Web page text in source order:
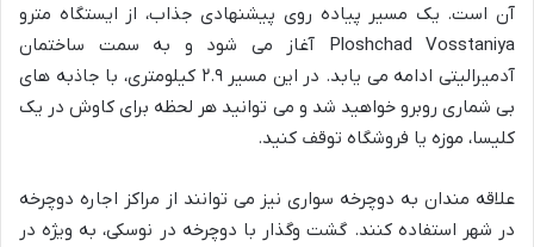
آن است. یک مسیر پیاده روی پیشنهادی جذاب، از ایستگاه مترو
Ploshchad Vosstaniya آغاز می شود و به سمت ساختمان
آدمیرالیتی ادامه می یابد. در این مسیر ۲.۹ کیلومتری، با جاذبه های
بی شماری روبرو خواهید شد و می توانید هر لحظه برای کاوش در یک
کلیسا، موزه یا فروشگاه توقف کنید.
علاقه مندان به دوچرخه سواری نیز می توانند از مراکز اجاره دوچرخه
در شهر استفاده کنند. گشت وگذار با دوچرخه در نوسکی، به ویژه در